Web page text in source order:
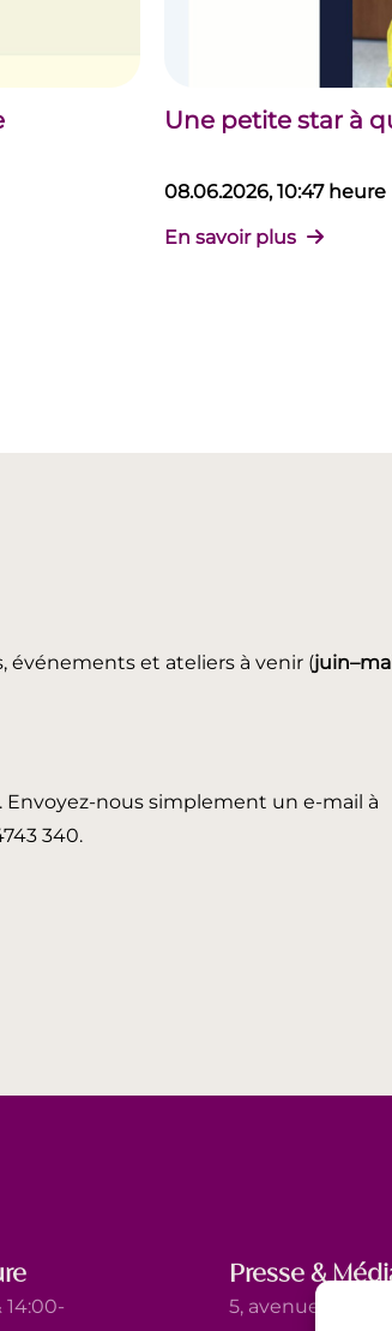
Une petite star à
08.06.2026, 10:47 heure
En savoir plus
événements et ateliers à venir (juin
nous simplement un e-mail à
340.
14:00-
Presse &
5, avenue Marie-